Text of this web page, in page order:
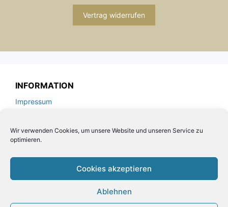
Wir verwenden Cookies, um unsere Website und unseren Service zu
optimieren.
Cookies akzeptieren
Ablehnen
Vertrag widerrufen
INFORMATION
Impressum
Allgemeine Geschäftsbedingungen und
Kundeninformationen
Kontakt